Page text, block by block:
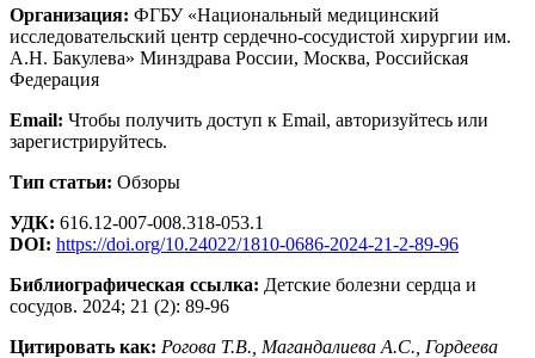
Организация: ФГБУ «Национальный медицинский
исследовательский центр сердечно-сосудистой хирургии им.
А.Н. Бакулева» Минздрава России, Москва, Российская
Федерация
Email: Чтобы получить доступ к Email, авторизуйтесь или
зарегистрируйтесь.
Тип статьи: Обзоры
УДК: 616.12-007-008.318-053.1
DOI: https://doi.org/10.24022/1810-0686-2024-21-2-89-96
Библиографическая ссылка: Детские болезни сердца и
сосудов. 2024; 21 (2): 89-96
Цитировать как: Рогова Т.В., Магандалиева А.С., Гордеева